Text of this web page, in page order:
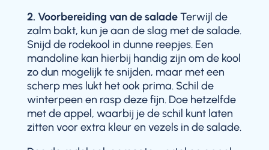
2. Voorbereiding van de saladeTerwijl de
zalm bakt, kun je aan de slag met de salade.
Snijd de rodekool in dunne reepjes. Een
mandoline kan hierbij handig zijn om de kool
zo dun mogelijk te snijden, maar met een
scherp mes lukt het ook prima. Schil de
winterpeen en rasp deze fijn. Doe hetzelfde
met de appel, waarbij je de schil kunt laten
zitten voor extra kleur en vezels in de salade.